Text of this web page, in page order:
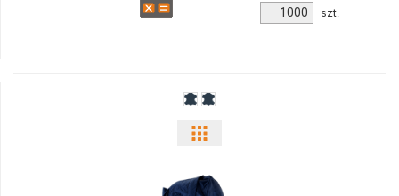
Ilość
produktu
szt.
odmiany